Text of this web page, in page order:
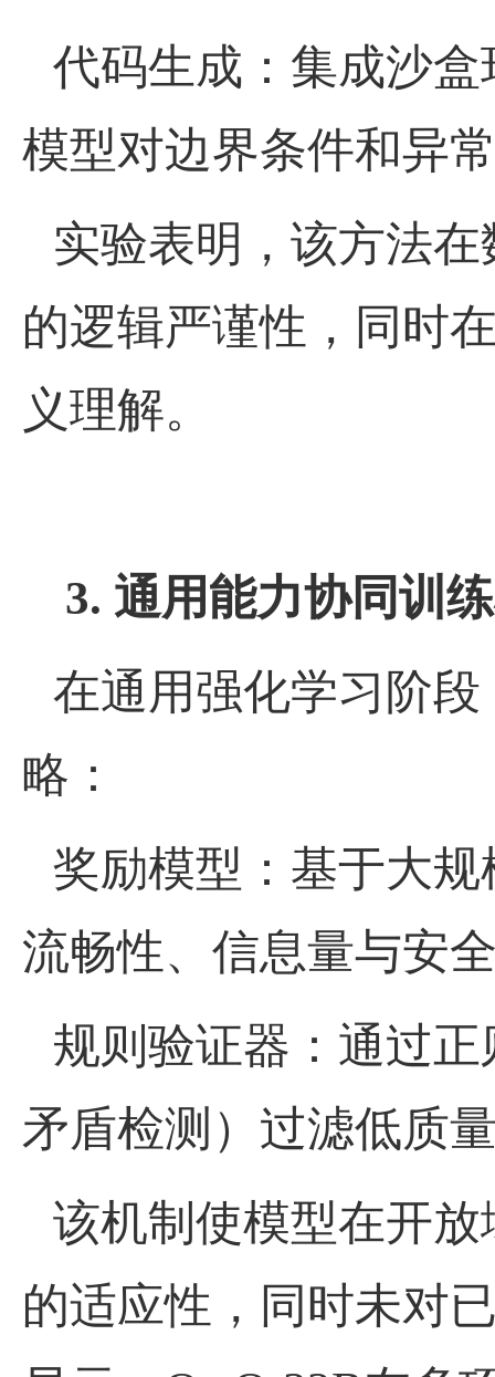
代码生成：集成沙
模型对边界条件和异
实验表明，该方法
的逻辑严谨性，同时
义理解。
3. 通用能力协同训
在通用强化学习阶
略：
奖励模型：基于大
流畅性、信息量与安
规则验证器：通过
矛盾检测）过滤低质
该机制使模型在开
的适应性，同时未对